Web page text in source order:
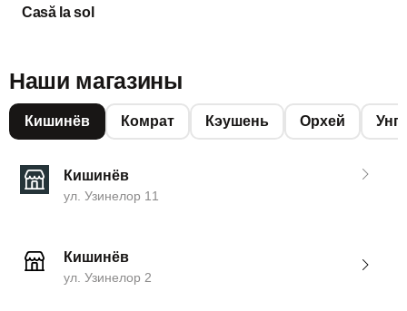
Casă la sol
Наши магазины
Кишинёв Комрат Кэушень Орхей
Кишинёв
ул. Узинелор 11
Кишинёв
ул. Узинелор 2